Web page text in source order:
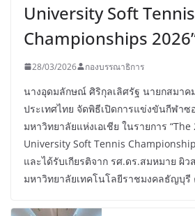
University Soft Tennis
Championships
28/03/2026 กองบรรณาธิการ
นางอุดมลักษณ์ ศิริกุลเลิศรัฐ นายกสมา
ประเทศไทย จัดพิธีเปิดการแข่งขันกีฬา
มหาวิทยาลัยแห่งเอเชีย ในรายการ
University Soft Tennis
และได้รับเกียรติจาก รศ.ดร.สมหมาย ผิว
มหาวิทยาลัยเทคโนโลยีราชมงคลธัญบุ